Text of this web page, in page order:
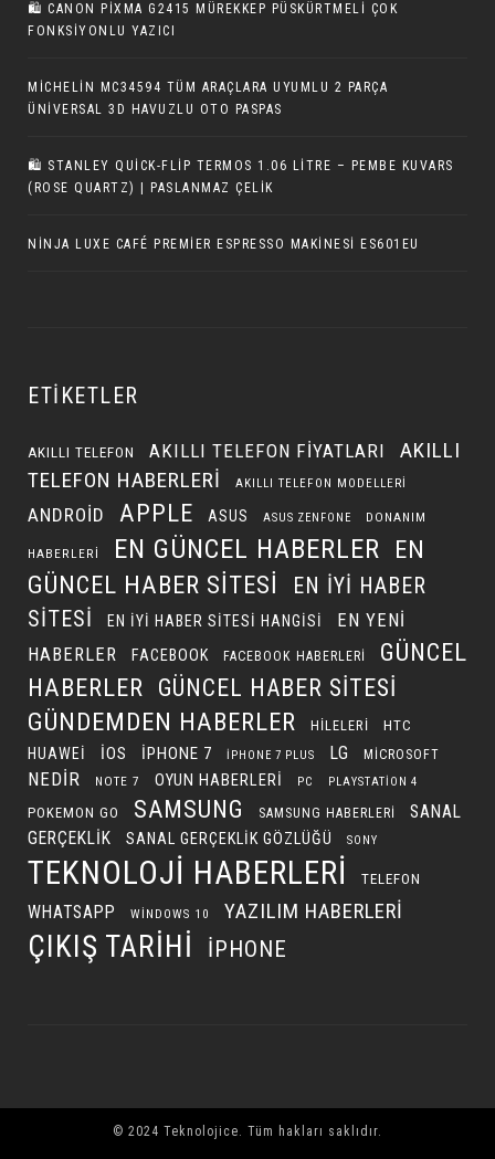
🛍️ CANON PIXMA G2415 MÜREKKEP PÜSKÜRTMELI ÇOK
FONKSIYONLU YAZICI
MICHELIN MC34594 TÜM ARAÇLARA UYUMLU 2 PARÇA
ÜNIVERSAL 3D HAVUZLU OTO PASPAS
🛍 STANLEY QUICK-FLIP TERMOS 1.06 LITRE – PEMBE KUVARS
(ROSE QUARTZ) | PASLANMAZ ÇELIK
NINJA LUXE CAFÉ PREMIER ESPRESSO MAKINESI ES601EU
ETIKETLER
AKILLI TELEFON AKILLI TELEFON FIYATLARI
AKILLI
TELEFON HABERLERI
AKILLI TELEFON MODELLERI
ANDROID APPLE ASUS ASUS ZENFONE DONANIM
HABERLERI EN GÜNCEL HABERLER EN
GÜNCEL HABER SITESI
EN IYI HABER
SITESI
EN IYI HABER SITESI HANGISI
EN YENI
HABERLER
FACEBOOK FACEBOOK HABERLERI
GÜNCEL
HABERLER
GÜNCEL HABER SITESI
GÜNDEMDEN HABERLER HILELERI HTC
HUAWEI IOS IPHONE 7 IPHONE 7 PLUS LG MICROSOFT
NEDIR NOTE 7 OYUN HABERLERI PC PLAYSTATION 4
POKEMON GO SAMSUNG SAMSUNG HABERLERI
SANAL
GERÇEKLIK
SANAL GERÇEKLIK GÖZLÜĞÜ SONY
TEKNOLOJI HABERLERI TELEFON
WHATSAPP WINDOWS 10 YAZILIM HABERLERI
ÇIKIŞ TARIHI İPHONE
© 2024 Teknolojice. Tüm hakları saklıdır.